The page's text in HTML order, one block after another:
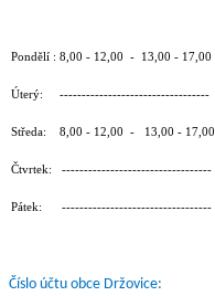
Pondělí : 8,00 - 12,00 - 13,00 - 17,00
Úterý: ----------------------------------
Středa: 8,00 - 12,00 - 13,00 - 17,00
Čtvrtek: ----------------------------------
Pátek: ----------------------------------
Číslo účtu obce Držovice: